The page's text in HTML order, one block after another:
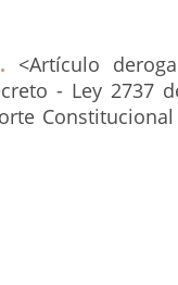
<Artículo
- Ley 2737